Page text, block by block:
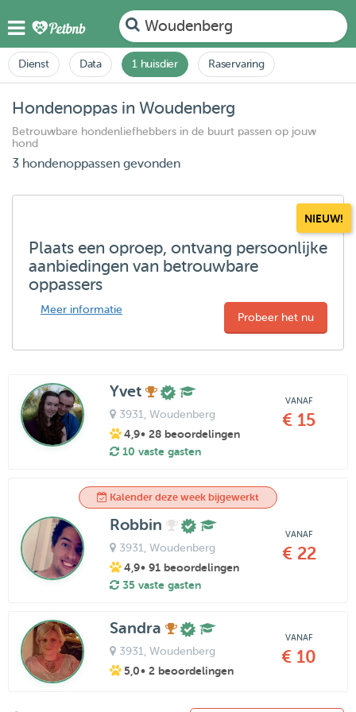
Woudenberg
Dienst Data 1 huisdier Raservaring
Hondenoppas in Woudenberg
Betrouwbare hondenliefhebbers in de buurt passen op jouw
hond
3 hondenoppassen gevonden
NIEUW!
Plaats een oproep, ontvang persoonlijke
aanbiedingen van betrouwbare
oppassers
Meer informatie
Probeer het nu
Yvet
3931 , Woudenberg
4,9• 28 beoordelingen
10 vaste gasten
VANAF
€ 15
Kalender deze week bijgewerkt
Robbin
3931 , Woudenberg
4,9• 91 beoordelingen
35 vaste gasten
VANAF
€ 22
Sandra
3931 , Woudenberg
5,0• 2 beoordelingen
VANAF
€ 10